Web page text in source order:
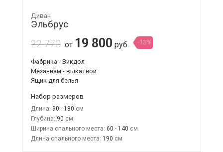
Диван
Эльбрус
22 770 от 19 800 руб. -13%
Фабрика - Викдол
Механизм - выкатной
Ящик для белья
Набор размеров
Длина: 90 - 180
Глубина: 90
Ширина спального места: 60 - 140
Длина спального места: 190